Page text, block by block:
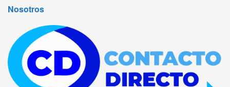
Nosotros